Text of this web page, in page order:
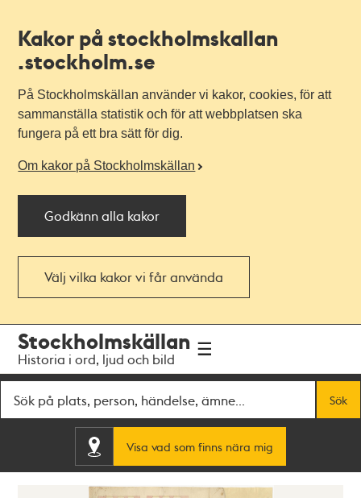
Kakor på stockholmskallan
.stockholm.se
På Stockholmskällan använder vi kakor, cookies, för att
sammanställa statistik och för att webbplatsen ska
fungera på ett bra sätt för dig.
Om kakor på Stockholmskällan
Godkänn alla kakor
Välj vilka kakor vi får använda
navigationen
huvudinnehållet
Stockholmskällan
Historia i ord, ljud och bild
Sök
Visa vad som finns nära mig